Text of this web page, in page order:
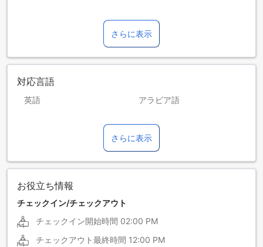
さらに表示
対応言語
英語 アラビア語
フィリピン語
さらに表示
お役立ち情報
チェックイン/チェックアウト
チェックイン開始時間 02:00 PM
チェックアウト最終時間 12:00 PM